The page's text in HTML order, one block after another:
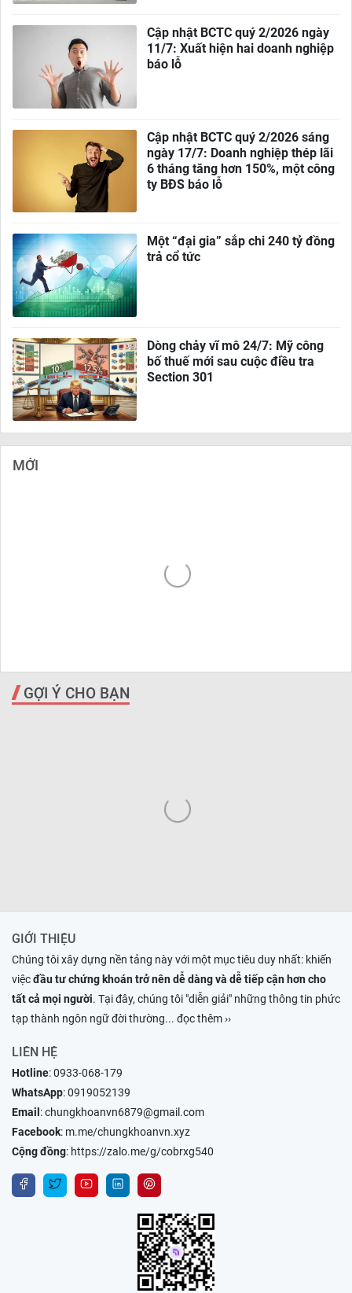
Cập nhật BCTC quý 2/2026 ngày
11/7: Xuất hiện hai doanh nghiệp
báo lỗ
Cập nhật BCTC quý 2/2026 sáng
ngày 17/7: Doanh nghiệp thép lãi
6 tháng tăng hơn 150%, một công
ty BĐS báo lỗ
Một “đại gia” sắp chi 240 tỷ đồng
trả cổ tức
Dòng chảy vĩ mô 24/7: Mỹ công
bố thuế mới sau cuộc điều tra
Section 301
MỚI
GỢI Ý CHO BẠN
GIỚI THIỆU
Chúng tôi xây dựng nền tảng này với một mục tiêu duy nhất: khiến
việcđầu tư chứng khoán trở nên dễ dàng và dễ tiếp cận hơn cho
tất cả mọi người. Tại đây, chúng tôi "diễn giải" những thông tin phức
tạp thành ngôn ngữ đời thường... đọc thêm ››
LIÊN HỆ
Hotline:0933-068-179
WhatsApp:0919052139
Email :chungkhoanvn6879@gmail.com
Facebook: m.me/chungkhoanvn.xyz
Cộng đồng: https://zalo.me/g/cobrxg540